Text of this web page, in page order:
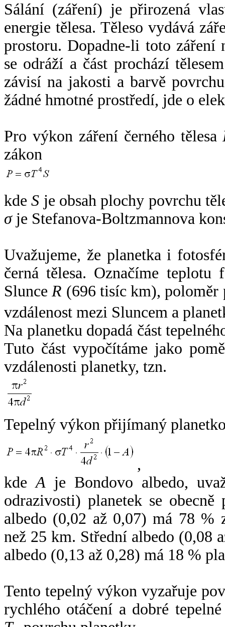
Sálání (záření) je přirozená
energie tělesa. Těleso vydává
prostoru. Dopadne-li toto záření
se odráží a část prochází
závisí na jakosti a barvě
žádné hmotné prostředí, jde o
Pro výkon záření černého tělesa
zákon
kdeS je obsah plochy povrchu
σje Stefanova-Boltzmannova
Uvažujeme, že planetka i
černá tělesa. Označíme
SlunceR (696 tisíc km),
vzdálenost mezi Sluncem a
Na planetku dopadá část
Tuto část vypočítáme jako
vzdálenosti planetky, tzn.
Tepelný výkon přijímaný
,
kdeA je Bondovo albedo,
odrazivosti) planetek se
albedo (0,02 až 0,07) má 78 %
než 25 km. Střední albedo (0,08
albedo (0,13 až 0,28) má 18 %
Tento tepelný výkon vyzařuje
rychlého otáčení a dobré